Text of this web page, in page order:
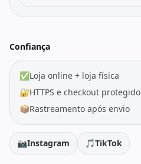
Confiança
✅Loja online + loja física
🔐HTTPS e checkout protegido
📦Rastreamento após envio
📷Instagram 🎵TikTok